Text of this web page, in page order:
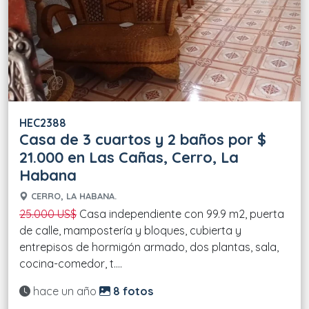
HEC2388
Casa de 3 cuartos y 2 baños por $
21.000 en Las Cañas, Cerro, La
Habana
CERRO, LA HABANA.
25.000 US$ Casa independiente con 99.9 m2, puerta
de calle, mampostería y bloques, cubierta y
entrepisos de hormigón armado, dos plantas, sala,
cocina-comedor, t....
Actualizado:
hace un año 8 fotos